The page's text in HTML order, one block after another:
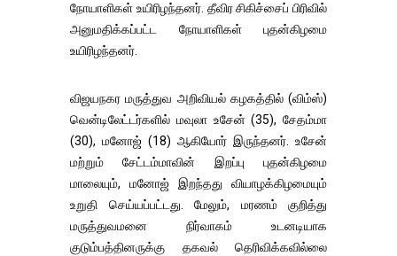
நோயாளிகள் உயிரிழந்தனர். தீவிர சிகிச்சைப் பிரிவில்
அனுமதிக்கப்பட்ட நோயாளிகள் புதன்கிழமை
உயிரிழந்தனர்.
விஜயநகர மருத்துவ அறிவியல் கழகத்தில் (விம்ஸ்)
வென்டிலேட்டர்களில் மவுலா உசேன் (35), சேதம்மா
(30), மனோஜ் (18) ஆகியோர் இருந்தனர். உசேன்
மற்றும் சேட்டம்மாவின் இறப்பு புதன்கிழமை
மாலையும், மனோஜ் இறந்தது வியாழக்கிழமையும்
உறுதி செய்யப்பட்டது. மேலும், மரணம் குறித்து
மருத்துவமனை நிர்வாகம் உடனடியாக
குடும்பத்தினருக்கு தகவல் தெரிவிக்கவில்லை